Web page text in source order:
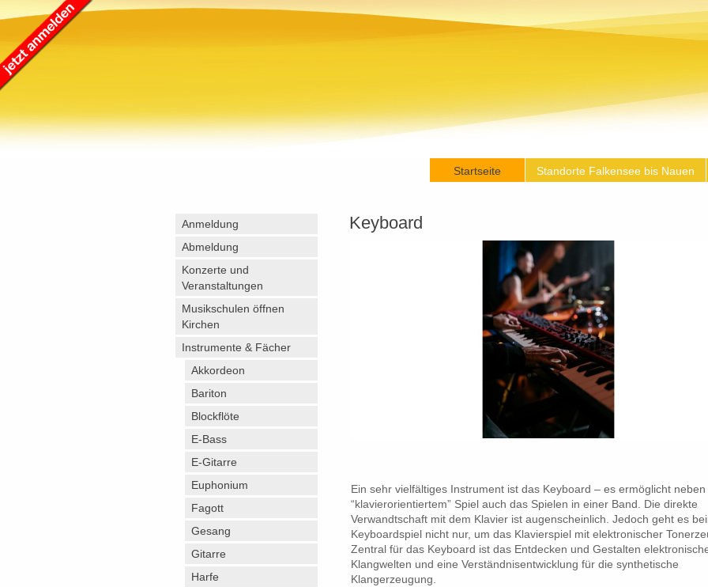
Startseite Standorte Falkensee bis Nauen
Anmeldung
Abmeldung
Konzerte und
Veranstaltungen
Musikschulen öffnen
Kirchen
Instrumente & Fächer
Akkordeon
Bariton
Blockflöte
E-Bass
E-Gitarre
Euphonium
Fagott
Gesang
Gitarre
Harfe
Keyboard
Ein sehr vielfältiges Instrument ist das Keyboard – es ermöglicht neben
“klavierorientiertem” Spiel auch das Spielen in einer Band. Die direkte
Verwandtschaft mit dem Klavier ist augenscheinlich. Jedoch geht es
Keyboardspiel nicht nur, um das Klavierspiel mit elektronischer
Zentral für das Keyboard ist das Entdecken und Gestalten
Klangwelten und eine Verständnisentwicklung für die synthetische
Klangerzeugung.